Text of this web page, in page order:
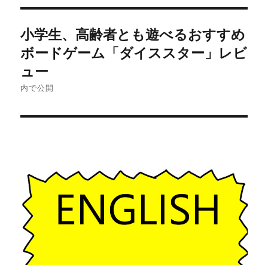
稿
ナ
ビ
ゲ
シ
ョ
ン
小学生、高齢者とも遊べるおすすめ
ボードゲーム「ダイススター」レビ
ュー
内で公開